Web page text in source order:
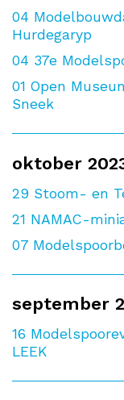
04
Hurdegaryp
04 37e
01 Open
Sneek
oktober
29 Stoom- en
21 NAMAC-
07
september
16
LEEK